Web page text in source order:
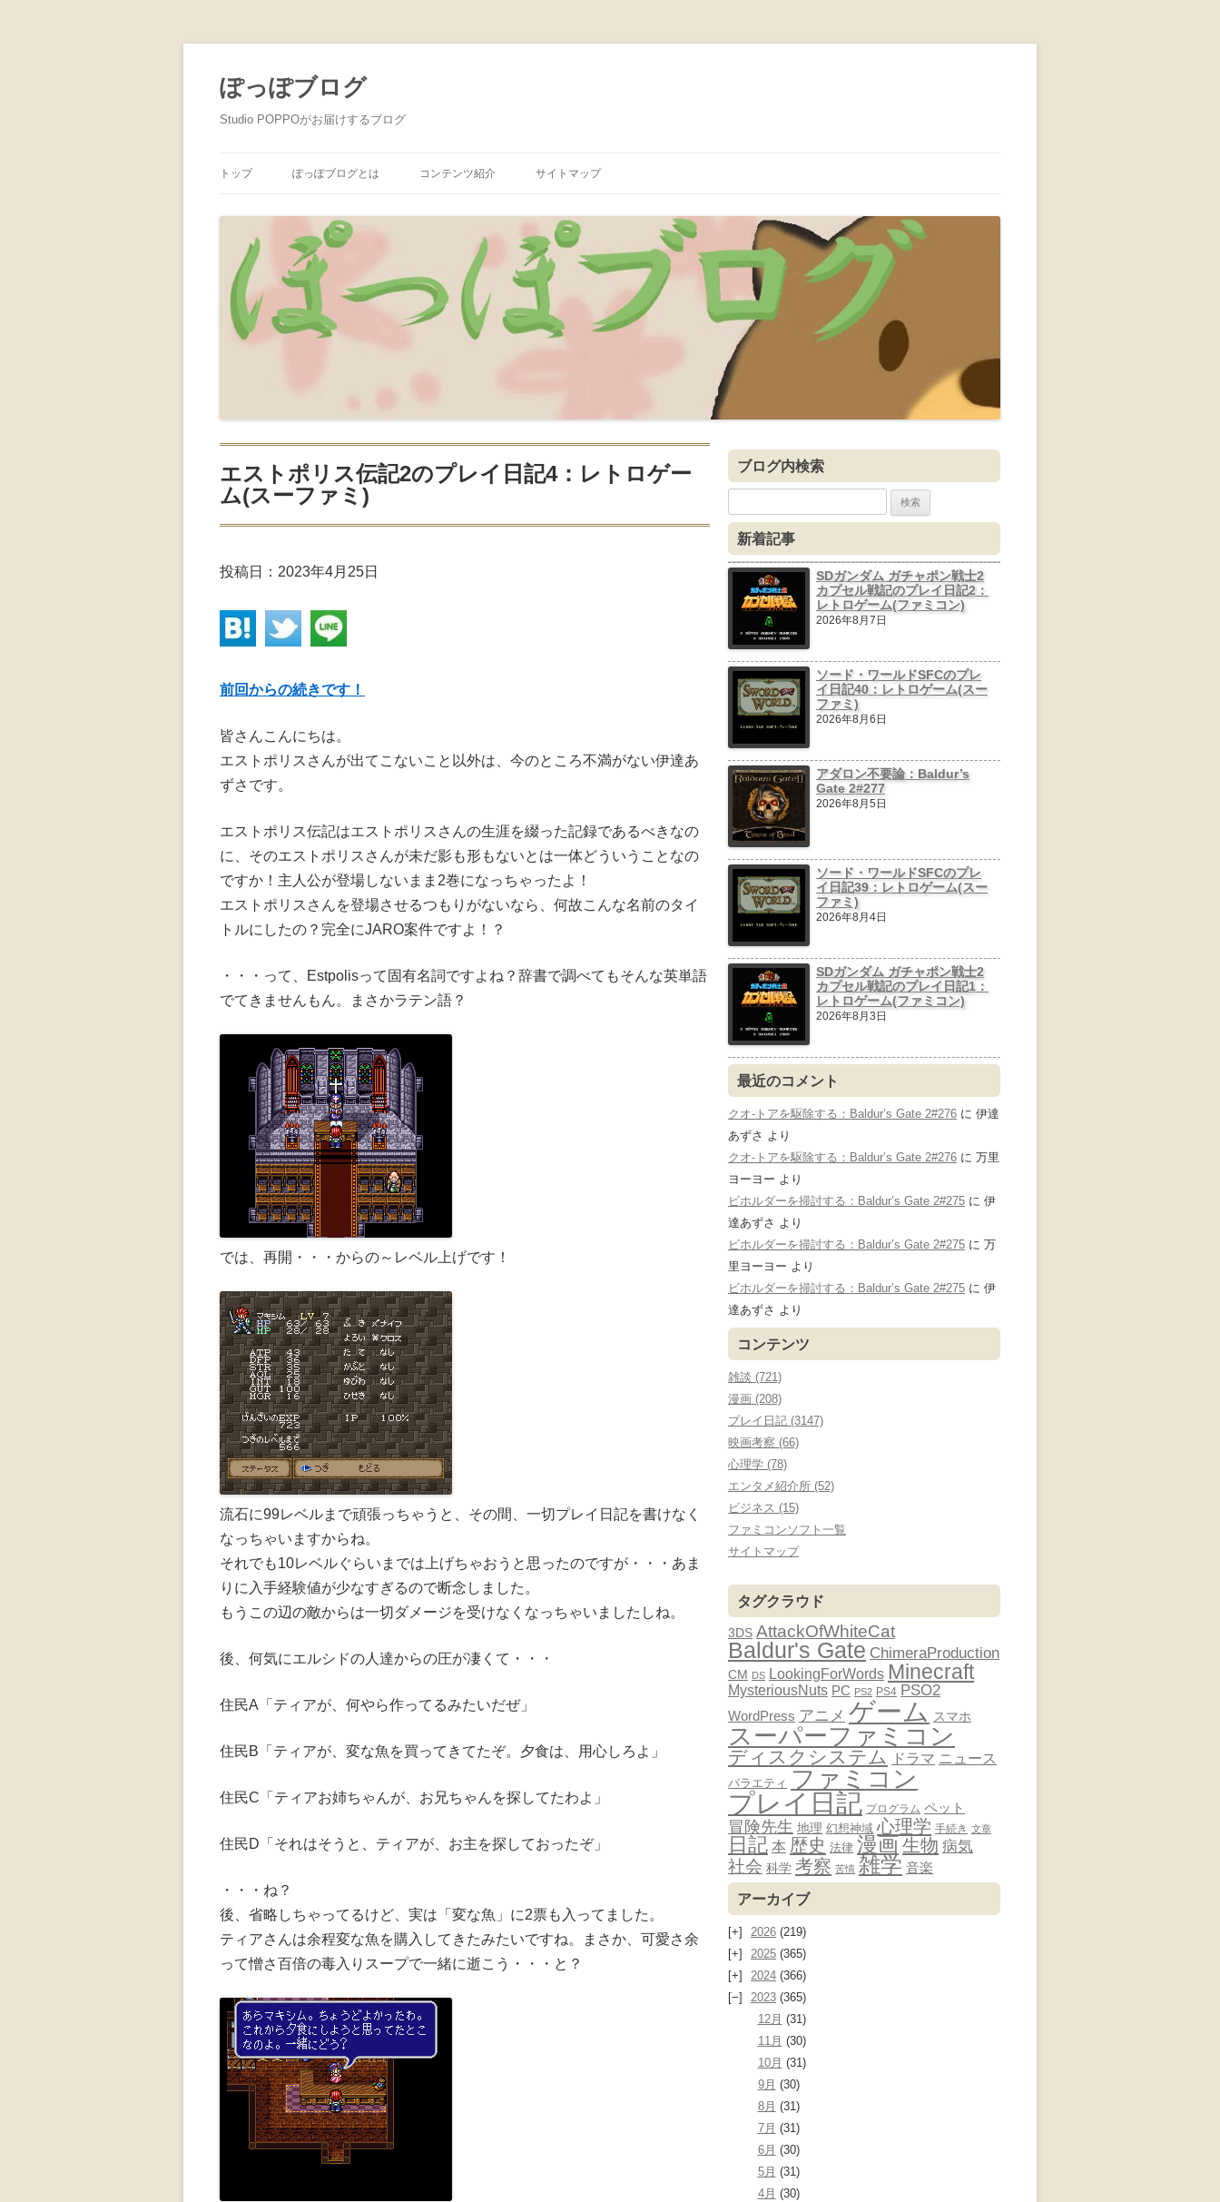
ぽっぽブログ
Studio POPPOがお届けするブログ
プ
トップ ぽっぽブログとは コンテンツ紹介 サイトマップ
エストポリス伝記2のプレイ日記4：レトロゲー
ム(スーファミ)
投稿日： 2023年4月25日
前回からの続きです！
皆さんこんにちは。
エストポリスさんが出てこないこと以外は、今のところ不満がない伊達あ
ずさです。
エストポリス伝記はエストポリスさんの生涯を綴った記録であるべきなの
に、そのエストポリスさんが未だ影も形もないとは一体どういうことなの
ですか！主人公が登場しないまま2巻になっちゃったよ！
エストポリスさんを登場させるつもりがないなら、何故こんな名前のタイ
トルにしたの？完全にJARO案件ですよ！？
・・・って、Estpolisって固有名詞ですよね？辞書で調べてもそんな英単語
でてきませんもん。まさかラテン語？
では、再開・・・からの～レベル上げです！
流石に99レベルまで頑張っちゃうと、その間、一切プレイ日記を書けなく
なっちゃいますからね。
それでも10レベルぐらいまでは上げちゃおうと思ったのですが・・・あま
りに入手経験値が少なすぎるので断念しました。
もうこの辺の敵からは一切ダメージを受けなくなっちゃいましたしね。
後、何気にエルシドの人達からの圧が凄くて・・・
住民A「ティアが、何やら作ってるみたいだぜ」
住民B「ティアが、変な魚を買ってきてたぞ。夕食は、用心しろよ」
住民C「ティアお姉ちゃんが、お兄ちゃんを探してたわよ」
住民D「それはそうと、ティアが、お主を探しておったぞ」
・・・ね？
後、省略しちゃってるけど、実は「変な魚」に2票も入ってました。
ティアさんは余程変な魚を購入してきたみたいですね。まさか、可愛さ余
って憎さ百倍の毒入りスープで一緒に逝こう・・・と？
ブログ内検索
索:
新着記事
SDガンダム ガチャポン戦士2
カプセル戦記のプレイ日記2：
レトロゲーム(ファミコン)
2026年8月7日
ソード・ワールドSFCのプレ
イ日記40：レトロゲーム(スー
ファミ)
2026年8月6日
アダロン不要論：Baldur’s
Gate 2#277
2026年8月5日
ソード・ワールドSFCのプレ
イ日記39：レトロゲーム(スー
ファミ)
2026年8月4日
SDガンダム ガチャポン戦士2
カプセル戦記のプレイ日記1：
レトロゲーム(ファミコン)
2026年8月3日
最近のコメント
クオ-トアを駆除する：Baldur’s Gate 2#276 に 伊達
あずさ より
クオ-トアを駆除する：Baldur’s Gate 2#276 に 万里
ヨーヨー より
ビホルダーを掃討する：Baldur’s Gate 2#275 に 伊
達あずさ より
ビホルダーを掃討する：Baldur’s Gate 2#275 に 万
里ヨーヨー より
ビホルダーを掃討する：Baldur’s Gate 2#275 に 伊
達あずさ より
コンテンツ
雑談 (721)
漫画 (208)
プレイ日記 (3147)
映画考察 (66)
心理学 (78)
エンタメ紹介所 (52)
ビジネス (15)
ファミコンソフト一覧
サイトマップ
タグクラウド
3DS AttackOfWhiteCat
Baldur's Gate ChimeraProduction
CM DS LookingForWords Minecraft
MysteriousNuts PC PS2 PS4 PSO2
WordPress アニメ ゲーム スマホ
スーパーファミコン
ディスクシステム ドラマ ニュース
バラエティ ファミコン
プレイ日記 プログラム ペット
冒険先生 地理 幻想神域 心理学 手続き 文章
日記 本 歴史 法律 漫画 生物 病気
社会 科学 考察 苦情 雑学 音楽
アーカイブ
2026 (219)
2025 (365)
2024 (366)
2023 (365)
12月 (31)
11月 (30)
10月 (31)
9月 (30)
8月 (31)
7月 (31)
6月 (30)
5月 (31)
4月 (30)